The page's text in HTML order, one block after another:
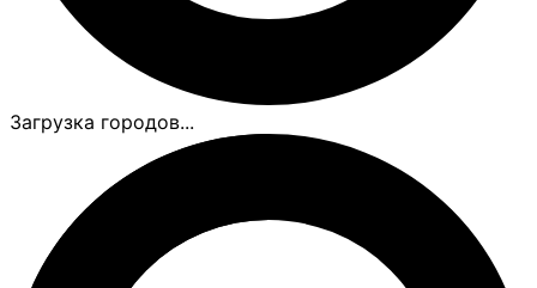
Загрузка городов...